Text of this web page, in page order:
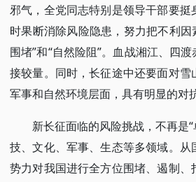
邪气，全党同志特别是领导干部要
时果断消除风险隐患，努力把不利
围堵”和“自然险阻”。血战湘江、四
接较量。同时，长征途中还要面对
军事和自然环境层面，具有明显的对
新长征面临的风险挑战，不再是
技、文化、军事、生态等多领域。
势力对我国进行全方位围堵、遏制